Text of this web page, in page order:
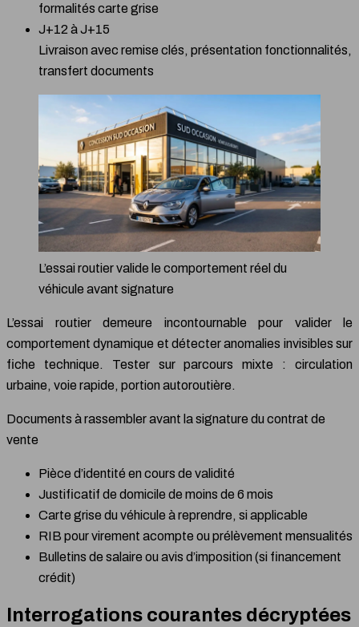
formalités carte grise
J+12 à J+15
Livraison avec remise clés, présentation fonctionnalités,
transfert documents
L’essai routier valide le comportement réel du
véhicule avant signature
L’essai routier demeure incontournable pour valider le
comportement dynamique et détecter anomalies invisibles sur
fiche technique. Tester sur parcours mixte : circulation
urbaine, voie rapide, portion autoroutière.
Documents à rassembler avant la signature du contrat de
vente
Pièce d’identité en cours de validité
Justificatif de domicile de moins de 6 mois
Carte grise du véhicule à reprendre, si applicable
RIB pour virement acompte ou prélèvement mensualités
Bulletins de salaire ou avis d’imposition (si financement
crédit)
Interrogations courantes décryptées